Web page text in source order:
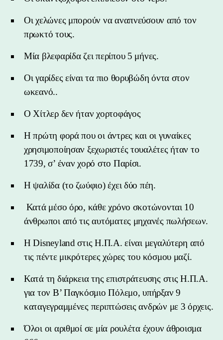
Οι χελώνες μπορούν να αναπνεύσουν από τον
πρωκτό τους.
Μία βλεφαρίδα ζει περίπου 5 μήνες.
Οι γαρίδες είναι τα πιο θορυβώδη όντα στον
ωκεανό..
Ο Χίτλερ δεν ήταν χορτοφάγος
Η πρώτη φορά που οι άντρες και οι γυναίκες
χρησιμοποίησαν ξεχωριστές τουαλέτες ήταν το
1739, σ’ έναν χορό στο Παρίσι.
Η ψαλίδα (το ζωύφιο) έχει δύο πέη.
Κατά μέσο όρο, κάθε χρόνο σκοτώνονται 10
άνθρωποι από τις αυτόματες μηχανές πωλήσεων.
Η Disneyland στις Η.Π.Α. είναι μεγαλύτερη από
τις πέντε μικρότερες χώρες του κόσμου μαζί.
Κατά τη διάρκεια της επιστράτευσης στις Η.Π.Α.
για τον Β’ Παγκόσμιο Πόλεμο, υπήρξαν 9
καταγεγραμμένες περιπτώσεις ανδρών με 3 όρχεις.
Όλοι οι αριθμοί σε μία ρουλέτα έχουν άθροισμα